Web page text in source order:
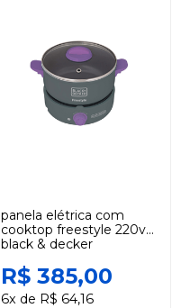
panela elétrica com
cooktop freestyle 220v
black & decker
R$ 385,00
6x de R$ 64,16